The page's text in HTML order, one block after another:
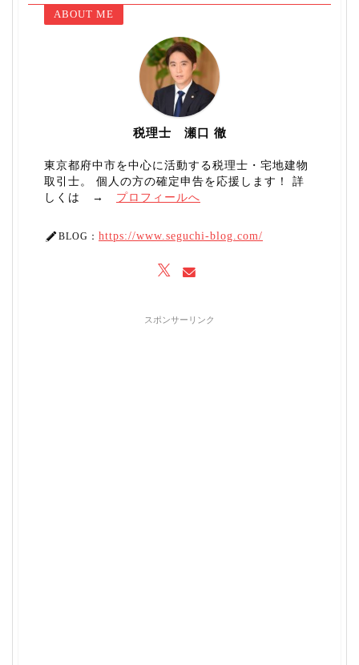
ABOUT ME
税理士 瀬口 徹
東京都府中市を中心に活動する税理士・宅地建物
取引士。 個人の方の確定申告を応援します！ 詳
しくは → プロフィールへ
BLOG： https://www.seguchi-blog.com/
スポンサーリンク